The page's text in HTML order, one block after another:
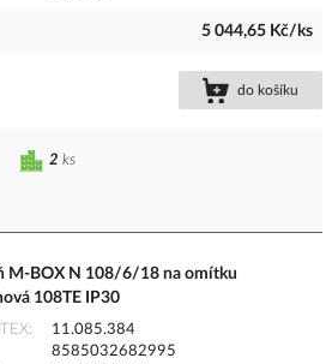
5 044,65 Kč/ks
do košíku
2 ks
M-BOX N 108/6/18 na omítku
108TE IP30
11.085.384
8585032682995